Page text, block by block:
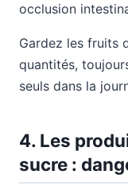
occlusion
Gardez les fruits
quantités,
seuls dans la
4. Les
sucre :